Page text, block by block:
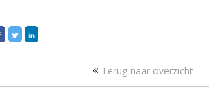
Terug naar overzicht